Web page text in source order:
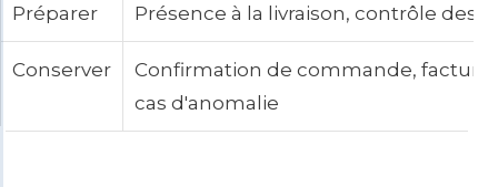
Préparer Présence à la livraison, contrôle des
Conserver
Confirmation de commande,
cas d'anomalie